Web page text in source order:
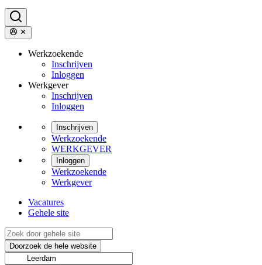
Werkzoekende
Inschrijven
Inloggen
Werkgever
Inschrijven
Inloggen
Inschrijven
Werkzoekende
WERKGEVER
Inloggen
Werkzoekende
Werkgever
Vacatures
Gehele site